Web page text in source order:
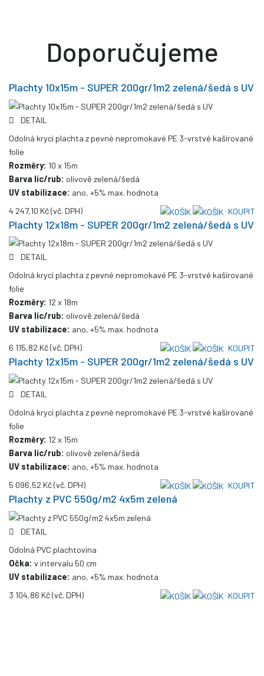
Doporučujeme
Plachty 10x15m - SUPER 200gr/1m2 zelená/šedá s UV
DETAIL
Odolná krycí plachta z pevné nepromokavé PE 3-vrstvé kašírované
folie
Rozměry: 10 x 15m
Barva líc/rub: olivově zelená/šedá
UV stabilizace: ano, +5% max. hodnota
4 247,10 Kč(vč. DPH) KOUPIT
Plachty 12x18m - SUPER 200gr/1m2 zelená/šedá s UV
DETAIL
Odolná krycí plachta z pevné nepromokavé PE 3-vrstvé kašírované
folie
Rozměry: 12 x 18m
Barva líc/rub: olivově zelená/šedá
UV stabilizace: ano, +5% max. hodnota
6 115,82 Kč(vč. DPH) KOUPIT
Plachty 12x15m - SUPER 200gr/1m2 zelená/šedá s UV
DETAIL
Odolná krycí plachta z pevné nepromokavé PE 3-vrstvé kašírované
folie
Rozměry: 12 x 15m
Barva líc/rub: olivově zelená/šedá
UV stabilizace: ano, +5% max. hodnota
5 096,52 Kč(vč. DPH) KOUPIT
Plachty z PVC 550g/m2 4x5m zelená
DETAIL
Odolná PVC plachtovina
Očka: v intervalu 50 cm
UV stabilizace: ano, +5% max. hodnota
3 104,86 Kč(vč. DPH) KOUPIT